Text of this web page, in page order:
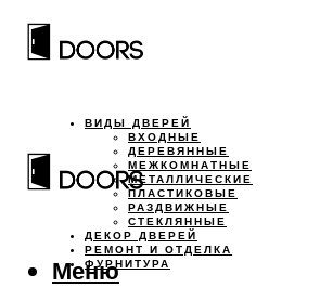
ВИДЫ ДВЕРЕЙ
ВХОДНЫЕ
ДЕРЕВЯННЫЕ
МЕЖКОМНАТНЫЕ
МЕТАЛЛИЧЕСКИЕ
ПЛАСТИКОВЫЕ
РАЗДВИЖНЫЕ
СТЕКЛЯННЫЕ
ДЕКОР ДВЕРЕЙ
РЕМОНТ И ОТДЕЛКА
ФУРНИТУРА
Меню